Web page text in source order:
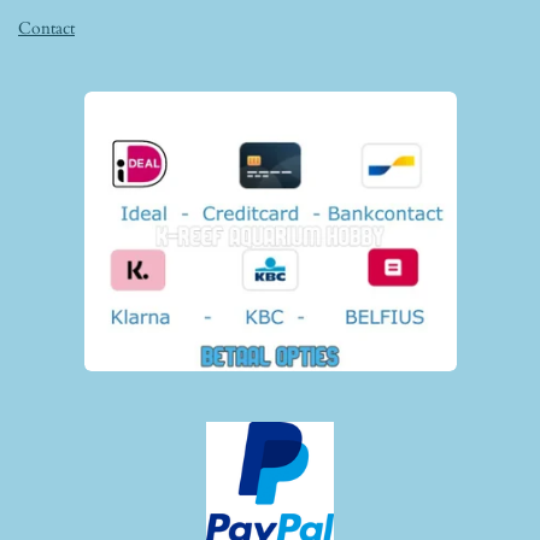
Contact